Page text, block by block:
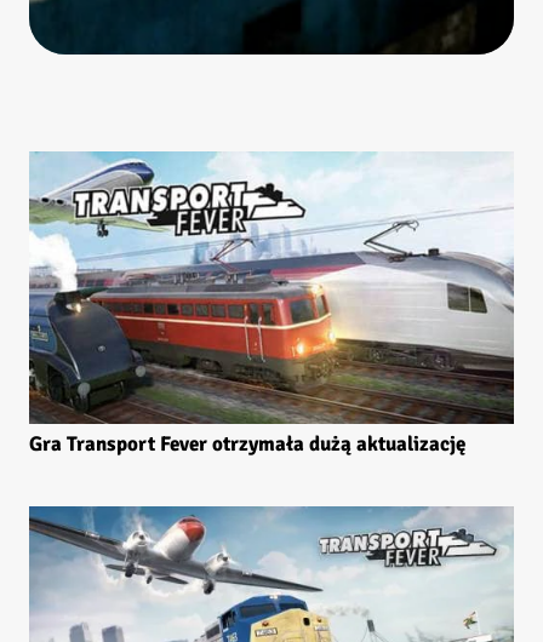
Gra Transport Fever otrzymała dużą aktualizację